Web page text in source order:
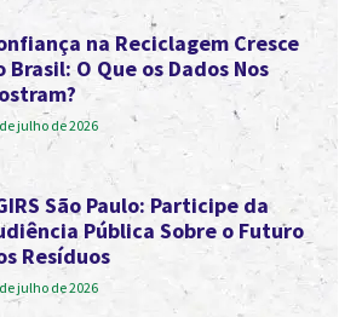
na Reciclagem Cresce
Brasil: O Que os Dados Nos
julho de 2026
São Paulo: Participe da
Pública Sobre o Futuro
Resíduos
julho de 2026